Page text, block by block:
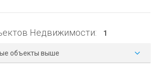
Недвижимости: 1
объекты выше